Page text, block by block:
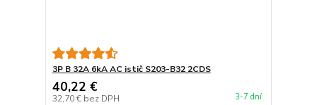
3P B 32A 6kA AC istič S203-B32 2CDS
40,22 €
32,70 € bez DPH 3-7 dní